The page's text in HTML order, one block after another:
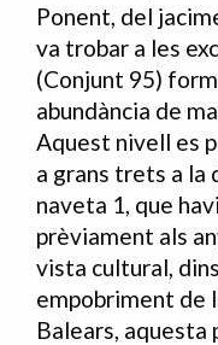
Ponent, del
va trobar a les
(Conjunt 95)
abundància de
Aquest nivell es
a grans trets a la
naveta 1, que
prèviament als
vista cultural,
empobriment de
Balears,